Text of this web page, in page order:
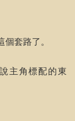
套路了。
主角標配的東